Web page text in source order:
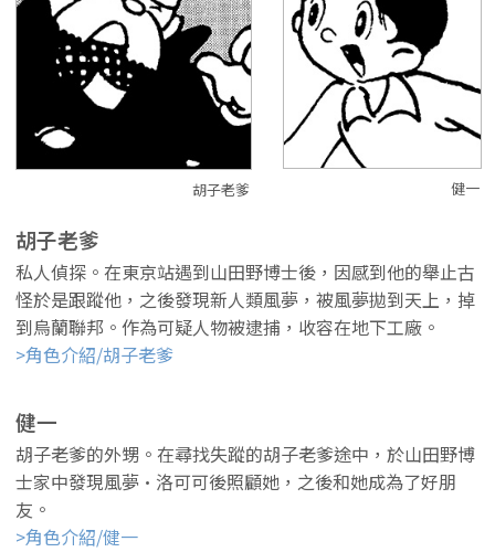
胡子老爹 健一
胡子老爹
私人偵探。在東京站遇到山田野博士後，因感到他的舉止古
怪於是跟蹤他，之後發現新人類風夢，被風夢拋到天上，掉
到烏蘭聯邦。作為可疑人物被逮捕，收容在地下工廠。
>角色介紹/胡子老爹
健一
胡子老爹的外甥。在尋找失蹤的胡子老爹途中，於山田野博
士家中發現風夢·洛可可後照顧她，之後和她成為了好朋
友。
>角色介紹/健一